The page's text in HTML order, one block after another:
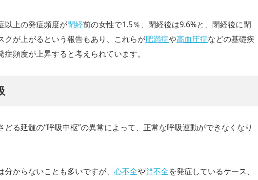
以上の発症頻度が閉経前の女性で1.5％、閉経後は9.6%と、閉経後に閉
クが上がるという報告もあり、これらが肥満症や高血圧症などの基礎疾
頻度が上昇すると考えられています。
る延髄の“呼吸中枢”の異常によって、正常な呼吸運動ができなくなり
からないことも多いですが、 心不全や腎不全を発症しているケース、